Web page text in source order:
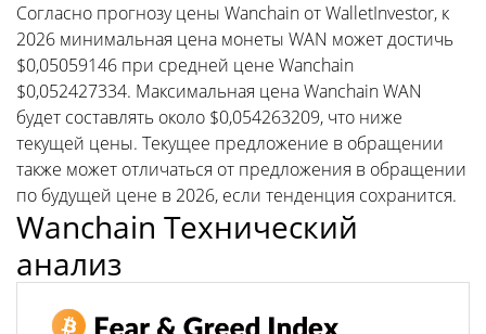
Согласно прогнозу цены Wanchain от WalletInvestor, к
2026 минимальная цена монеты WAN может достичь
$0,05059146 при средней цене Wanchain
$0,052427334. Максимальная цена Wanchain WAN
будет составлять около $0,054263209, что ниже
текущей цены. Текущее предложение в обращении
также может отличаться от предложения в обращении
по будущей цене в 2026, если тенденция сохранится.
Wanchain Технический
анализ